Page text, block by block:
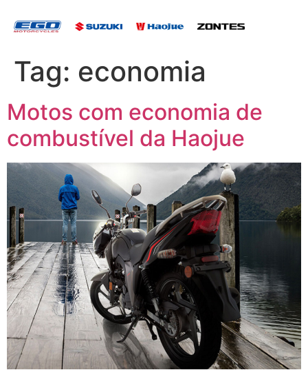
Tag: economia
Motos com economia de
combustível da Haojue